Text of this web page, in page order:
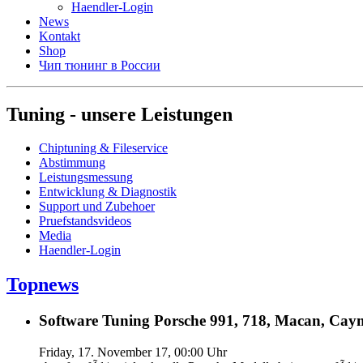
Haendler-Login
News
Kontakt
Shop
Чип тюнинг в России
Tuning - unsere Leistungen
Chiptuning & Fileservice
Abstimmung
Leistungsmessung
Entwicklung & Diagnostik
Support und Zubehoer
Pruefstandsvideos
Media
Haendler-Login
Topnews
Software Tuning Porsche 991, 718, Macan,
Friday, 17. November 17, 00:00 Uhr